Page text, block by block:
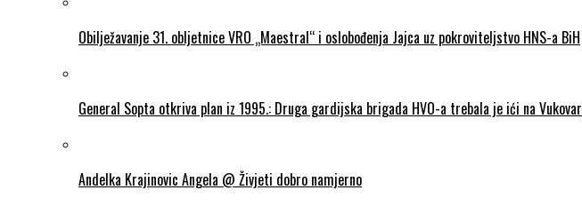
Obilježavanje 31. obljetnice VRO „Maestral“ i oslobođenja Jajca uz pokroviteljstvo HNS-a BiH
General Sopta otkriva plan iz 1995.: Druga gardijska brigada HVO-a trebala je ići na Vukovar
Andelka Krajinovic Angela @ Živjeti dobro namjerno